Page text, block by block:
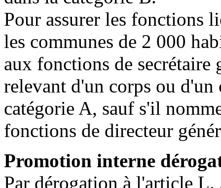
Pour assurer les fonctions
les communes de 2 000
aux fonctions de secrétaire
relevant d'un corps ou d'un
catégorie A, sauf s'il
fonctions de directeur
Promotion interne
Par dérogation à l'article